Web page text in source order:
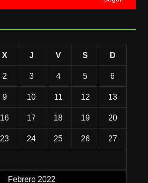
Febrero 2022
X J V S D
2 3 4 5 6
9 10 11 12 13
16 17 18 19 20
23 24 25 26 27